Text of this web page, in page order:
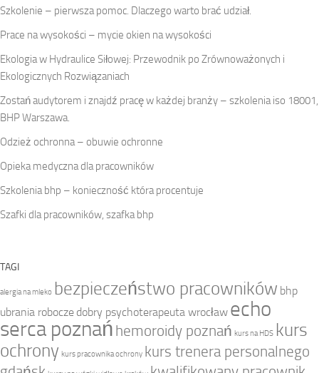
Szkolenie – pierwsza pomoc. Dlaczego warto brać udział.
Prace na wysokości – mycie okien na wysokości
Ekologia w Hydraulice Siłowej: Przewodnik po Zrównoważonych i
Ekologicznych Rozwiązaniach
Zostań audytorem i znajdź pracę w każdej branży – szkolenia iso 18001,
BHP Warszawa.
Odzież ochronna – obuwie ochronne
Opieka medyczna dla pracowników
Szkolenia bhp – konieczność która procentuje
Szafki dla pracowników, szafka bhp
TAGI
alergia na mleko bezpieczeństwo pracowników bhp
ubrania robocze dobry psychoterapeuta wrocław echo
serca poznań hemoroidy poznań kurs na HDS kurs
ochrony kurs pracownika ochrony kurs trenera personalnego